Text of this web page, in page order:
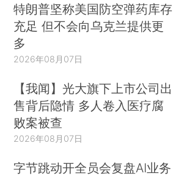
特朗普坚称美国防空弹药库存
充足 但不会向乌克兰提供更
多
2026年08月07日
【我闻】光大旗下上市公司出
售背后隐情 多人卷入医疗腐
败案被查
2026年08月07日
字节跳动开全员会复盘AI业务